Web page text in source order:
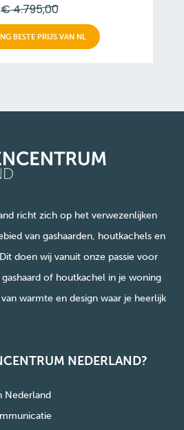
€ 4.795,00
BESTE PRIJS VAN NL
richt zich op het verwezenlijken
van gashaarden, houtkachels en
doen wij vanuit onze passie voor
of houtkachel in je woning
warmte en design waar je heerlijk
NEDERLAND?
Nederland